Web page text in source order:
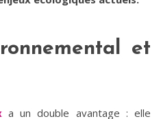
et
a un double avantage : elle